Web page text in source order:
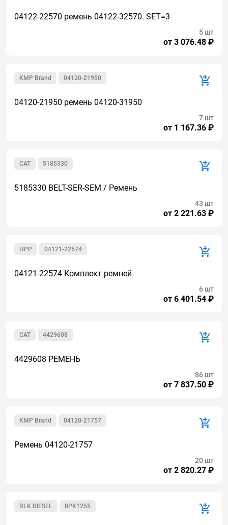
04122-22570 ремень 04122-32570. SET=3
от 3 076.48 ₽
5 шт
04120-21950
KMP Brand
04120-21950 ремень 04120-31950
от 1 167.36 ₽
7 шт
5185330
CAT
5185330 BELT-SER-SEM / Ремень
от 2 221.63 ₽
43 шт
04121-22574
HPP
04121-22574 Комплект ремней
от 6 401.54 ₽
6 шт
4429608
CAT
4429608 РЕМЕНЬ
от 7 837.50 ₽
86 шт
04120-21757
KMP Brand
Ремень 04120-21757
от 2 820.27 ₽
20 шт
8PK1255
BLK DIESEL